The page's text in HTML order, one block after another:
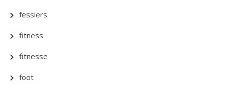
fessiers
fitness
fitnesse
foot